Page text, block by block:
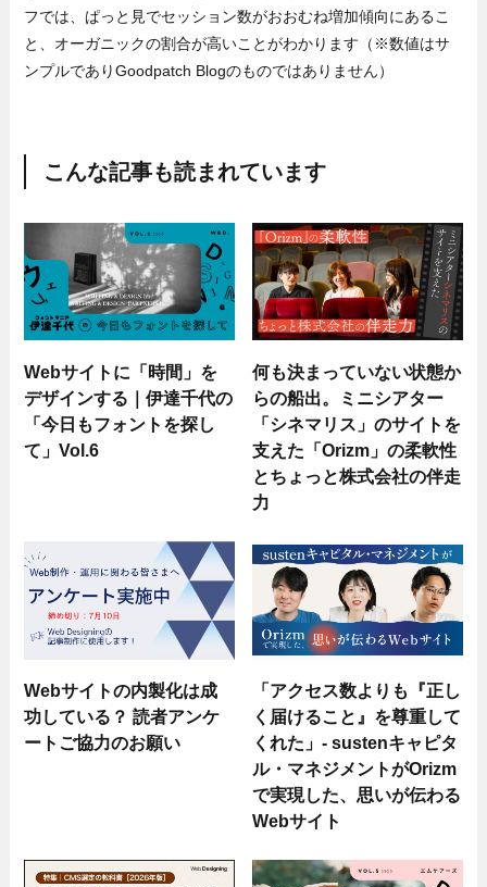
フでは、ぱっと見でセッション数がおおむね増加傾向にあるこ
と、オーガニックの割合が高いことがわかります（※数値はサ
ンプルでありGoodpatch Blogのものではありません）
こんな記事も読まれています
Webサイトに「時間」を
デザインする｜伊達千代の
「今日もフォントを探し
て」Vol.6
何も決まっていない状態か
らの船出。ミニシアター
「シネマリス」のサイトを
支えた「Orizm」の柔軟性
とちょっと株式会社の伴走
力
Webサイトの内製化は成
功している？ 読者アンケ
ートご協力のお願い
「アクセス数よりも『正し
く届けること』を尊重して
くれた」- sustenキャピタ
ル・マネジメントがOrizm
で実現した、思いが伝わる
Webサイト